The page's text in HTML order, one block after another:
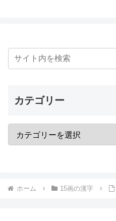
カテゴリー
ホーム 15画の漢字